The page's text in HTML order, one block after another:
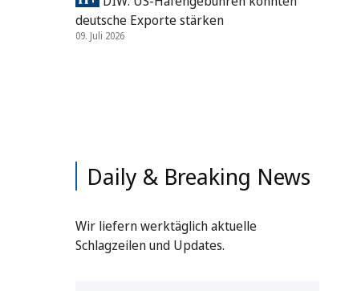
deutsche Exporte stärken
09. Juli 2026
Daily & Breaking News
Wir liefern werktäglich aktuelle
Schlagzeilen und Updates.